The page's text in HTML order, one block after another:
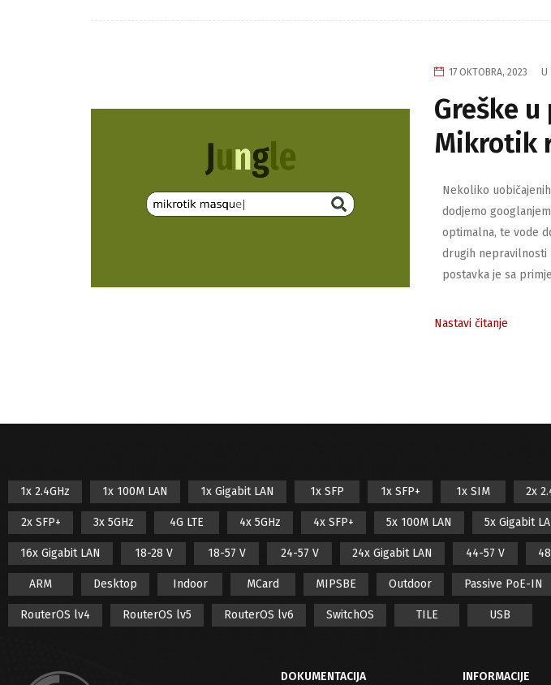
17 OKTOBRA, 2023 U
Greške
Mikrotik
Nekoliko
dodjemo
optimalna, te vode
drugih nepravilnosti
postavka je sa
Nastavi čitanje
1x 2.4GHz 1x 100M LAN 1x Gigabit LAN 1x SFP 1x SFP+ 1x SIM 2x
2x SFP+ 3x 5GHz 4G LTE 4x 5GHz 4x SFP+ 5x 100M LAN 5x Gigabit
16x Gigabit LAN 18-28 V 18-57 V 24-57 V 24x Gigabit LAN 44-57 V
ARM Desktop Indoor MCard MIPSBE Outdoor Passive PoE-IN
RouterOS lv4 RouterOS lv5 RouterOS lv6 SwitchOS TILE USB
DOKUMENTACIJA INFORMACIJE